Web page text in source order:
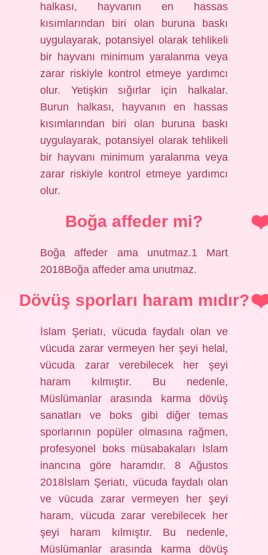
halkası, hayvanın en hassas
kısımlarından biri olan buruna baskı
uygulayarak, potansiyel olarak tehlikeli
bir hayvanı minimum yaralanma veya
zarar riskiyle kontrol etmeye yardımcı
olur. Yetişkin sığırlar için halkalar.
Burun halkası, hayvanın en hassas
kısımlarından biri olan buruna baskı
uygulayarak, potansiyel olarak tehlikeli
bir hayvanı minimum yaralanma veya
zarar riskiyle kontrol etmeye yardımcı
olur.
Boğa affeder mi?
Boğa affeder ama unutmaz.1 Mart
2018Boğa affeder ama unutmaz.
Dövüş sporları haram mıdır?
İslam Şeriatı, vücuda faydalı olan ve
vücuda zarar vermeyen her şeyi helal,
vücuda zarar verebilecek her şeyi
haram kılmıştır. Bu nedenle,
Müslümanlar arasında karma dövüş
sanatları ve boks gibi diğer temas
sporlarının popüler olmasına rağmen,
profesyonel boks müsabakaları İslam
inancına göre haramdır. 8 Ağustos
2018İslam Şeriatı, vücuda faydalı olan
ve vücuda zarar vermeyen her şeyi
haram, vücuda zarar verebilecek her
şeyi haram kılmıştır. Bu nedenle,
Müslümanlar arasında karma dövüş